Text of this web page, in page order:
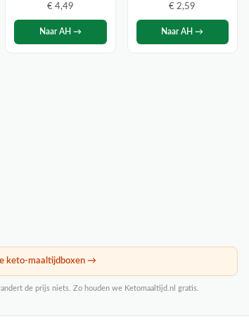
€ 4,49
Naar AH →
€ 2,59
Naar AH →
keto-maaltijdboxen →
de prijs niets. Zo houden we Ketomaaltijd.nl gratis.